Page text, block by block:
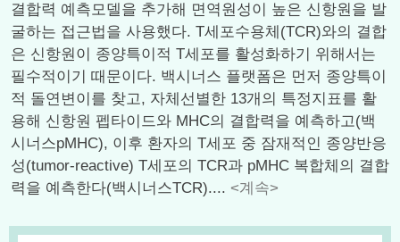
결합력 예측모델을 추가해 면역원성이 높은 신항원을 발
굴하는 접근법을 사용했다. T세포수용체(TCR)와의 결합
은 신항원이 종양특이적 T세포를 활성화하기 위해서는
필수적이기 때문이다. 백시너스 플랫폼은 먼저 종양특이
적 돌연변이를 찾고, 자체선별한 13개의 특정지표를 활
용해 신항원 펩타이드와 MHC의 결합력을 예측하고(백
시너스pMHC), 이후 환자의 T세포 중 잠재적인 종양반응
성(tumor-reactive) T세포의 TCR과 pMHC 복합체의 결합
력을 예측한다(백시너스TCR).... <계속>